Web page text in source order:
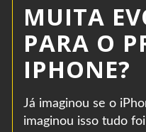
MUITA
PARA O
IPHONE?
Já imaginou se o
imaginou isso tudo